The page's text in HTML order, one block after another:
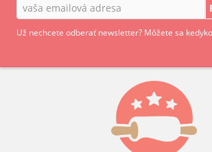
Už nechcete odberať newsletter? Môžete sa